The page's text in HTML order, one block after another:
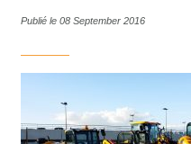
Publié le 08 September 2016